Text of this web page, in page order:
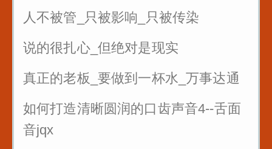
人不被管_只被影响_只被传染
说的很扎心_但绝对是现实
真正的老板_要做到一杯水_万事达通
如何打造清晰圆润的口齿声音4--舌面
音jqx